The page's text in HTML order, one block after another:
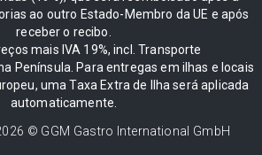
ao outro Estado-Membro da UE e após
receber o recibo.
mais IVA 19%, incl. Transporte
Península. Para entregas em ilhas e locais
uma Taxa Extra de Ilha será aplicada
automaticamente.
© GGM Gastro International GmbH